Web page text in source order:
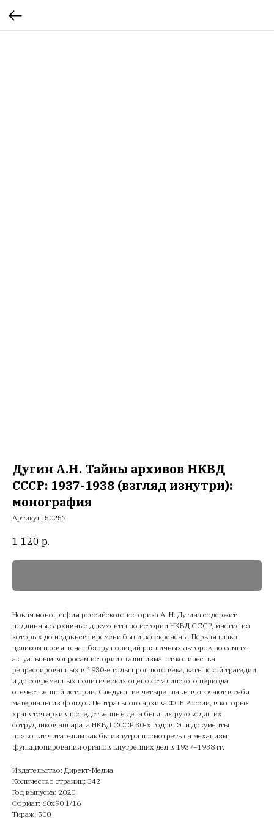
Дугин А.Н. Тайны архивов НКВД
СССР: 1937-1938 (взгляд изнутри):
монография
Артикул: 50257
1 120 р.
Новая монография российского историка А. Н. Дугина содержит
подлинные архивные документы по истории НКВД СССР, многие из
которых до недавнего времени были засекречены. Первая глава
целиком посвящена обзору позиций различных авторов по самым
актуальным вопросам истории сталинизма: от количества
репрессированных в 1930-е годы прошлого века, катынской трагедии
и до современных политических оценок сталинского периода
отечественной истории. Следующие четыре главы включают в себя
материалы из фондов Центрального архива ФСБ России, в которых
хранятся архивноследственные дела бывших руководящих
сотрудников аппарата НКВД СССР 30-х годов. Эти документы
позволят читателям как бы изнутри посмотреть на механизм
функционирования органов внутренних дел в 1937–1938 гг.
Издательство: Директ-Медиа
Количество страниц: 342
Год выпуска: 2020
Формат: 60х90 1/16
Тираж: 500